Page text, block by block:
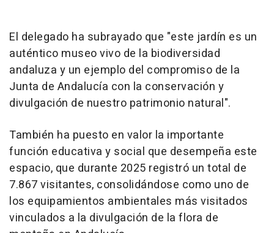
El delegado ha subrayado que "este jardín es un
auténtico museo vivo de la biodiversidad
andaluza y un ejemplo del compromiso de la
Junta de Andalucía con la conservación y
divulgación de nuestro patrimonio natural".
También ha puesto en valor la importante
función educativa y social que desempeña este
espacio, que durante 2025 registró un total de
7.867 visitantes, consolidándose como uno de
los equipamientos ambientales más visitados
vinculados a la divulgación de la flora de